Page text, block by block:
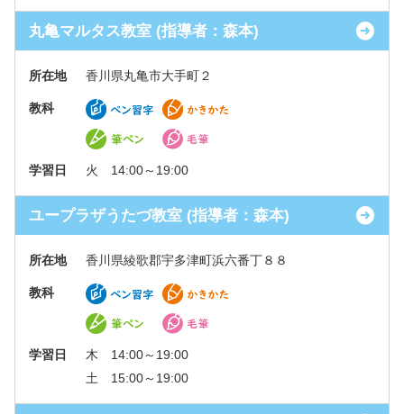
丸亀マルタス教室 (指導者：森本)
所在地 香川県丸亀市大手町２
教科
学習日 火 14:00～19:00
ユープラザうたづ教室 (指導者：森本)
所在地 香川県綾歌郡宇多津町浜六番丁８８
教科
学習日
木 14:00～19:00
土 15:00～19:00